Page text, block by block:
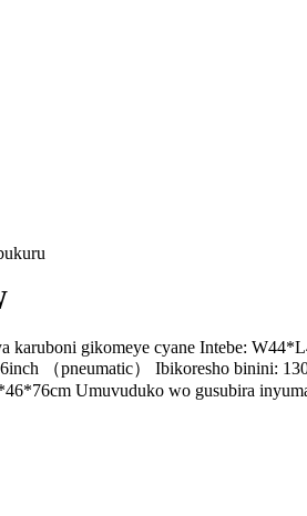
karuboni gikomeye cyane Intebe:
（pneumatic） Ibikoresho binini:
Umuvuduko wo gusubira